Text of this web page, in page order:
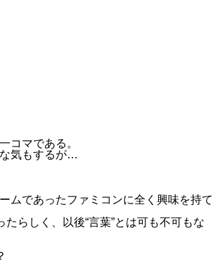
コマである。
気もするが…
ムであったファミコンに全く興味を持て
らしく、以後“言葉”とは可も不可もな